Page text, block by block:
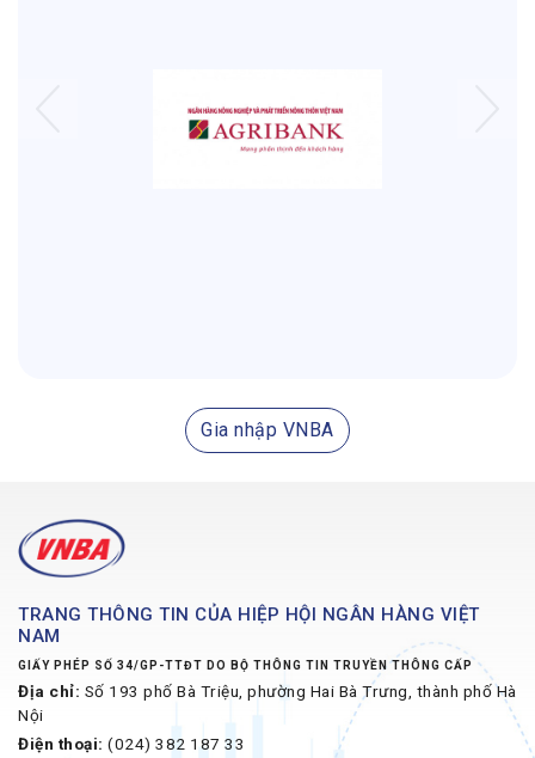
Gia nhập VNBA
TRANG THÔNG TIN CỦA HIỆP HỘI NGÂN HÀNG VIỆT
NAM
GIẤY PHÉP SỐ 34/GP-TTĐT DO BỘ THÔNG TIN TRUYỀN THÔNG CẤP
Địa chỉ: Số 193 phố Bà Triệu, phường Hai Bà Trưng, thành phố Hà
Nội
Điện thoại: (024) 382 187 33